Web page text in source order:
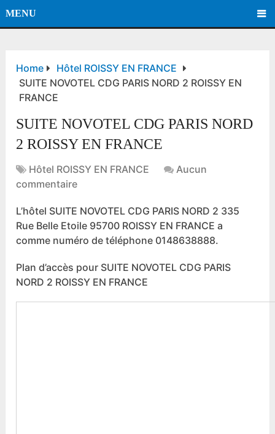
MENU
Home
Hôtel ROISSY EN FRANCE
SUITE NOVOTEL CDG PARIS NORD 2 ROISSY EN
FRANCE
SUITE NOVOTEL CDG PARIS NORD
2 ROISSY EN FRANCE
Hôtel ROISSY EN FRANCE
Aucun
commentaire
L’hôtel SUITE NOVOTEL CDG PARIS NORD 2 335
Rue Belle Etoile 95700 ROISSY EN FRANCE a
comme numéro de téléphone 0148638888.
Plan d’accès pour SUITE NOVOTEL CDG PARIS
NORD 2 ROISSY EN FRANCE